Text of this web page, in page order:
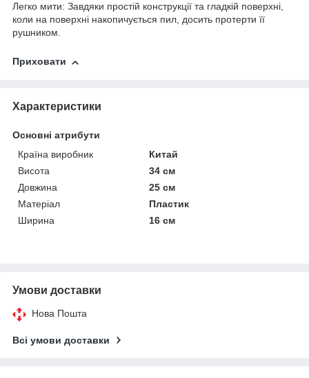
Легко мити: Завдяки простій конструкції та гладкій поверхні,
коли на поверхні накопичується пил, досить протерти її
рушником.
Приховати
Характеристики
Основні атрибути
Країна виробник
Китай
Висота
34 см
Довжина
25 см
Матеріал
Пластик
Ширина
16 см
Умови доставки
Нова Пошта
Всі умови доставки